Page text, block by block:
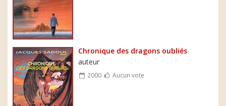
Chronique des dragons oubliés
auteur
2000 Aucun vote